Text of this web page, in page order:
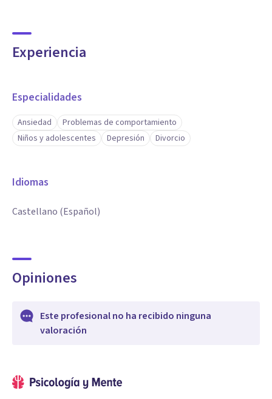
Experiencia
Especialidades
Ansiedad
Problemas de comportamiento
Niños y adolescentes
Depresión Divorcio
Idiomas
Castellano (Español)
Opiniones
Este profesional no ha recibido ninguna
valoración